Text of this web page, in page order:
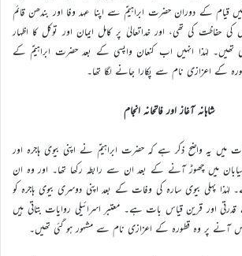
قیام کے دوران حضرت ابراہیمؑ سے اپنا عہد وفا اور بندھن قائم
حفاظت کی تھی، اور خداتعالیٰ پر کامل ایمان اور توکل کا اظہار
لہٰذا انہیں اب کنعان واپسی کے بعد حضرت ابراہیمؑ کے
کے اعزازی نام سے پکارا جانے لگا تھا۔
شاہانہ آغاز اور فاتحانہ انجام
میں یہ واضح ذکر ہے کہ حضرت ابراہیمؑ نے اپنی بیوی ہاجرہ اور
میں چھوڑ آنے کے بعد ان سے رابطہ رکھا تھا۔ اور وہ ان
لہٰذا پہلی بیوی سارہ کی وفات کے بعد اپنی دوسری بیوی هاجره کو
اور قرین قیاس بات ہے۔ معتبر اسرائیلی روایات بتاتی ہیں
آنے پر وہ قطورہ کے اعزازی نام سے مشہور ہو گئی تھیں۔